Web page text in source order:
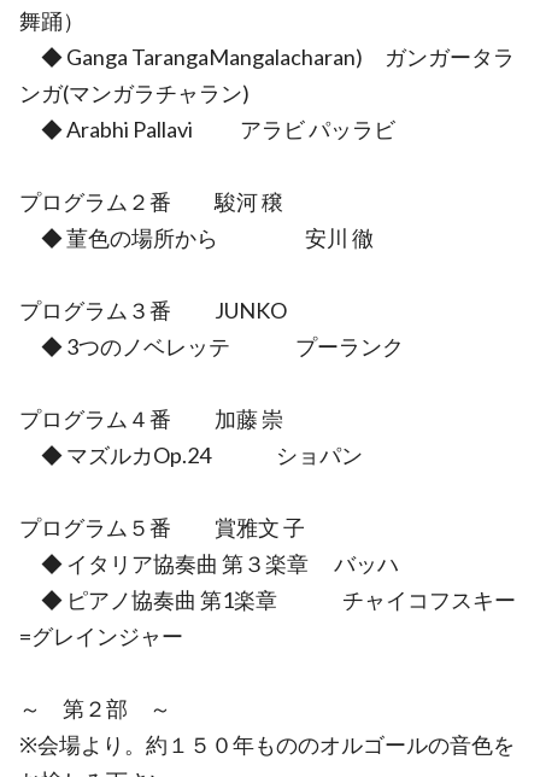
舞踊）
◆ Ganga TarangaMangalacharan) ガンガータラ
ンガ(マンガラチャラン)
◆ Arabhi Pallavi アラビ パッラビ
プログラム２番 駿河 穣
◆ 菫色の場所から 安川 徹
プログラム３番 JUNKO
◆ 3つのノベレッテ プーランク
プログラム４番 加藤 崇
◆ マズルカOp.24 ショパン
プログラム５番 賞雅文 子
◆ イタリア協奏曲 第３楽章 バッハ
◆ ピアノ協奏曲 第1楽章 チャイコフスキー
=グレインジャー
～ 第２部 ～
※会場より。約１５０年もののオルゴールの音色を